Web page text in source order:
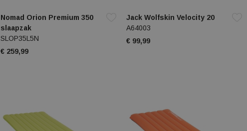
Nomad Orion Premium 350
slaapzak
SLOP35L5N
€ 259,99
Jack Wolfskin Velocity 20
A64003
€ 99,99